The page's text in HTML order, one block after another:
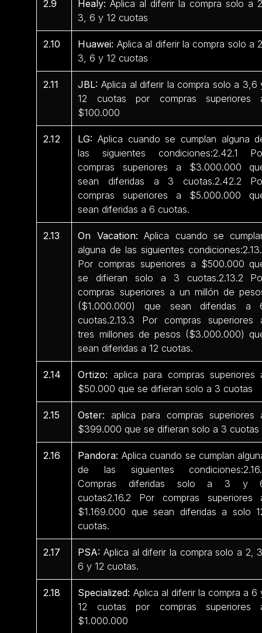
2.9 Healy: Aplica al diferir la compra solo a
3, 6 y 12 cuotas
2.10 Huawei: Aplica al diferir la compra solo a
3, 6 y 12 cuotas
2.11 JBL: Aplica al diferir la compra solo a 3,6
12 cuotas por compras superiores
$100.000
2.12 LG: Aplica cuando se cumplan alguna
las siguientes condiciones:2.42.1
compras superiores a $3.000.000
sean diferidas a 3 cuotas.2.42.2
compras superiores a $5.000.000
sean diferidas a 6 cuotas.
2.13 On Vacation:Aplica cuando se
alguna de las siguientes
Por compras superiores a $500.000
se difieran solo a 3 cuotas.2.13.2
compras superiores a un millón de
($1.000.000) que sean diferidas a
cuotas.2.13.3 Por compras superiores
tres millones de pesos ($3.000.000)
sean diferidas a 12 cuotas.
2.14 Ortizo: aplica para compras superiores
$50.000 que se difieran solo a 3 cuotas
2.15 Oster: aplica para compras superiores
$399.000 que se difieran solo a 3 cuotas
2.16 Pandora: Aplica cuando se cumplan
de las siguientes
Compras diferidas solo a 3 y
cuotas2.16.2 Por compras superiores
$1.169.000 que sean diferidas a solo
cuotas.
2.17 PSA: Aplica al diferir la compra solo a 2,
6 y 12 cuotas.
2.18 Specialized: Aplica al diferir la compra a 6
12 cuotas por compras superiores
$1.000.000